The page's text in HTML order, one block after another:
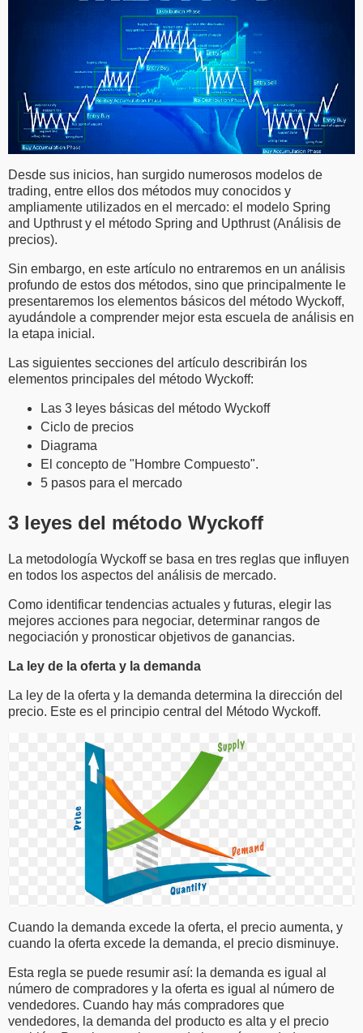
Desde sus inicios, han surgido numerosos modelos de
trading, entre ellos dos métodos muy conocidos y
ampliamente utilizados en el mercado: el modelo Spring
and Upthrust y el método Spring and Upthrust (Análisis de
precios).
Sin embargo, en este artículo no entraremos en un análisis
profundo de estos dos métodos, sino que principalmente le
presentaremos los elementos básicos del método Wyckoff,
ayudándole a comprender mejor esta escuela de análisis en
la etapa inicial.
Las siguientes secciones del artículo describirán los
elementos principales del método Wyckoff:
Las 3 leyes básicas del método Wyckoff
Ciclo de precios
Diagrama
El concepto de "Hombre Compuesto".
5 pasos para el mercado
3 leyes del método Wyckoff
La metodología Wyckoff se basa en tres reglas que influyen
en todos los aspectos del análisis de mercado.
Como identificar tendencias actuales y futuras, elegir las
mejores acciones para negociar, determinar rangos de
negociación y pronosticar objetivos de ganancias.
La ley de la oferta y la demanda
La ley de la oferta y la demanda determina la dirección del
precio. Este es el principio central del Método Wyckoff.
Cuando la demanda excede la oferta, el precio aumenta, y
cuando la oferta excede la demanda, el precio disminuye.
Esta regla se puede resumir así: la demanda es igual al
número de compradores y la oferta es igual al número de
vendedores. Cuando hay más compradores que
vendedores, la demanda del producto es alta y el precio